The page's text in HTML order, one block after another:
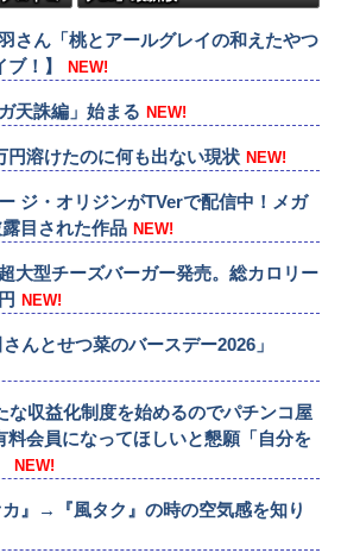
さん「桃とアールグレイの和えたやつ
！】
NEW!
天誅編」始まる NEW!
円溶けたのに何も出ない現状 NEW!
ジ・オリジンがTVerで配信中！メガ
目された作品 NEW!
大型チーズバーガー発売。総カロリー
NEW!
さんとせつ菜のバースデー2026」
な収益化制度を始めるのでパチンコ屋
料会員になってほしいと懇願「自分を
NEW!
』→『風タク』の時の空気感を知り